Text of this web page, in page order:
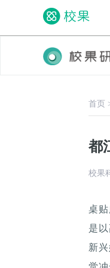
首页
都
校果
桌
是
新